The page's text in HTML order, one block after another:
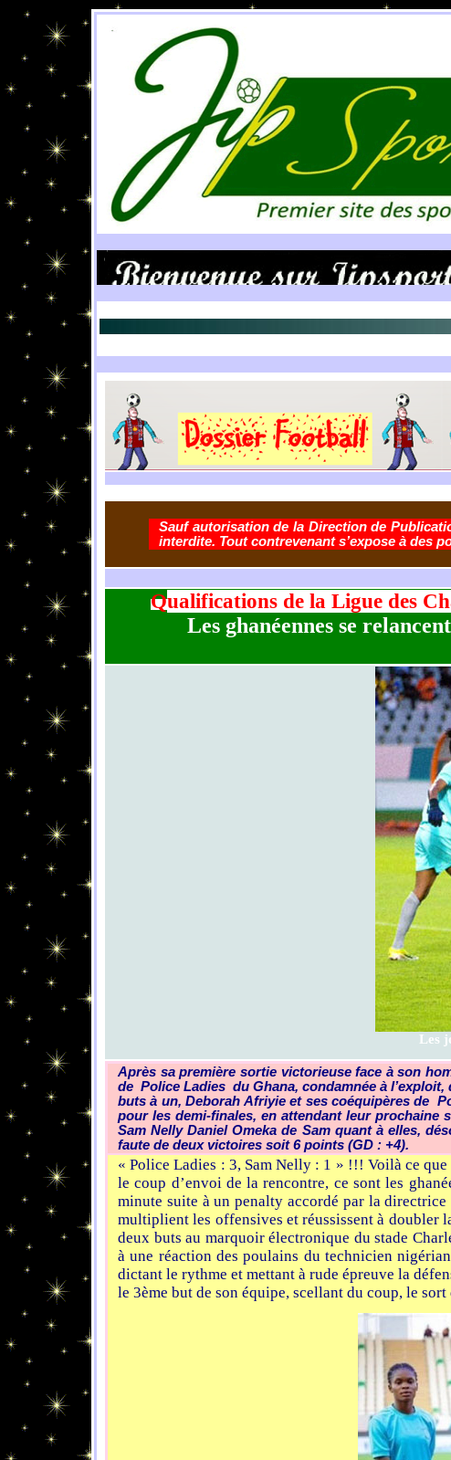
Sauf autorisation de la Direction de
interdite. Tout contrevenant s’expose à des
Qualifications de la Ligue des
Les ghanéennes se
Les
Après sa première sortie victorieuse face à son
de Police Ladies du Ghana, condamnée à
buts à un, Deborah Afriyie et ses coéquipères de
pour les demi-finales, en attendant leur prochaine
Sam Nelly Daniel Omeka de Sam quant à elles,
faute de deux victoires soit 6 points (GD : +4).
« Police Ladies : 3, Sam Nelly : 1 » !!! Voilà ce
le coup d’envoi de la rencontre, ce sont les
minute suite à un penalty accordé par la
multiplient les offensives et réussissent à doubler
deux buts au marquoir électronique du stade
à une réaction des poulains du technicien
dictant le rythme et mettant à rude épreuve la
le 3ème but de son équipe, scellant du coup, le sort